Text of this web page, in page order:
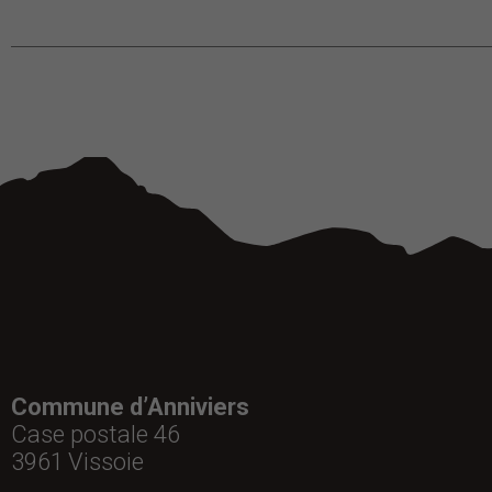
Commune d’Anniviers
Case postale 46
3961 Vissoie